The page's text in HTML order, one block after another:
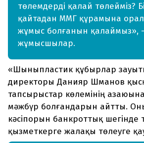
төлемдерді қалай төлейміз?
қайтадан ММГ құрамына
жұмыс болғанын қалаймыз»,
жұмысшылар.
«Шыныпластик құбырлар
директоры Данияр Шманов
тапсырыстар көлемінің
мәжбүр болғандарын айтты.
кәсіпорын банкроттық
қызметкерге жалақы төлеуге